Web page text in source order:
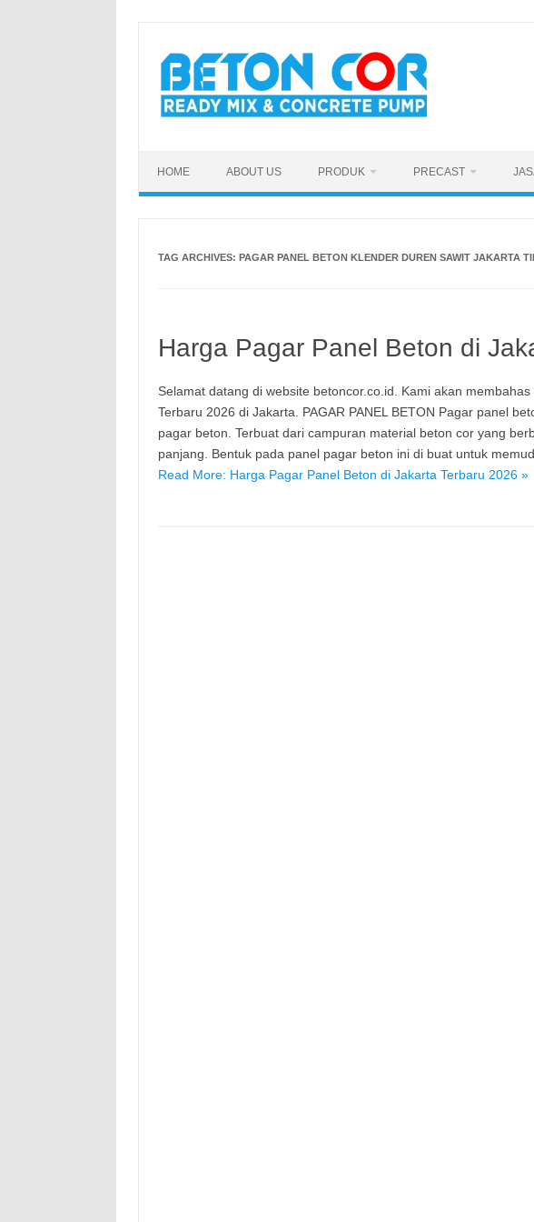
content
HOME ABOUT US PRODUK PRECAST
TAG ARCHIVES: PAGAR PANEL BETON KLENDER DUREN SAWIT JAKARTA
Harga Pagar Panel Beton di
Selamat datang di website betoncor.co.id. Kami akan
Terbaru 2026 di Jakarta. PAGAR PANEL BETON Pagar panel
pagar beton. Terbuat dari campuran material beton cor yang
panjang. Bentuk pada panel pagar beton ini di buat untuk
Read More: Harga Pagar Panel Beton di Jakarta Terbaru 2026 »